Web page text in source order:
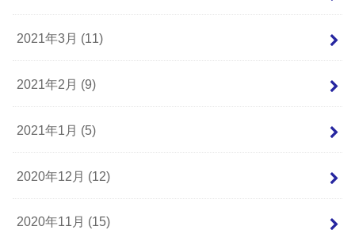
2021年3月 (11)
2021年2月 (9)
2021年1月 (5)
2020年12月 (12)
2020年11月 (15)